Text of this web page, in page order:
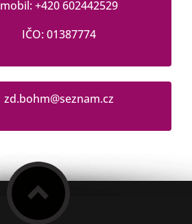
mobil: +420 602442529
IČO: 01387774
zd.bohm@seznam.cz